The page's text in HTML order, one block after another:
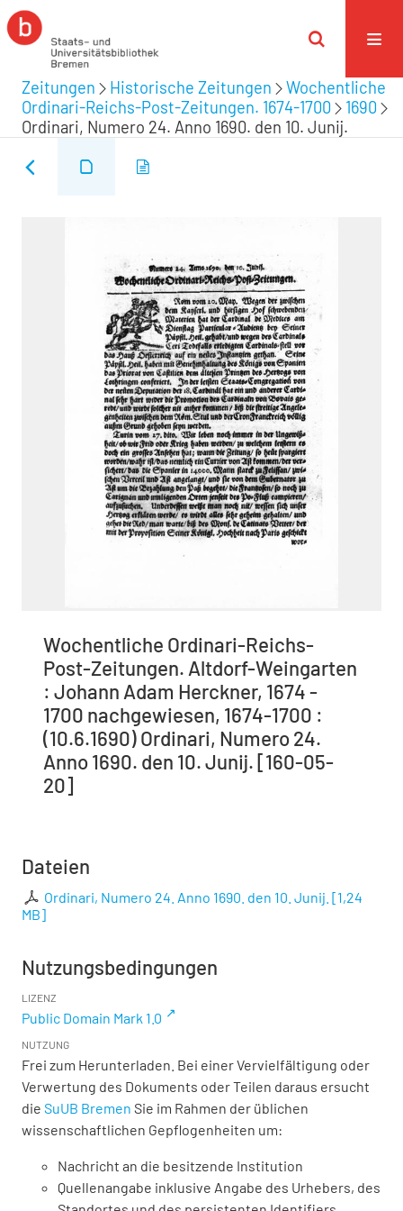
Zeitungen Historische Zeitungen
Wochentliche
Ordinari-Reichs-Post-Zeitungen. 1674-1700
1690
Ordinari, Numero 24. Anno 1690. den 10. Junij.
Wochentliche Ordinari-Reichs-
Post-Zeitungen. Altdorf-Weingarten
: Johann Adam Herckner, 1674 -
1700 nachgewiesen, 1674-1700 :
(10.6.1690) Ordinari, Numero 24.
Anno 1690. den 10. Junij. [160-05-
20]
Dateien
Ordinari, Numero 24. Anno 1690. den 10. Junij. [1,24
MB]
Nutzungsbedingungen
LIZENZ
Public Domain Mark 1.0
NUTZUNG
Frei zum Herunterladen. Bei einer Vervielfältigung oder
Verwertung des Dokuments oder Teilen daraus ersucht
die SuUB Bremen Sie im Rahmen der üblichen
wissenschaftlichen Gepflogenheiten um:
Nachricht an die besitzende Institution
Quellenangabe inklusive Angabe des Urhebers, des